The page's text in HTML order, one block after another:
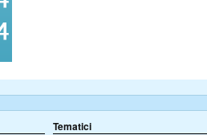
Tematici